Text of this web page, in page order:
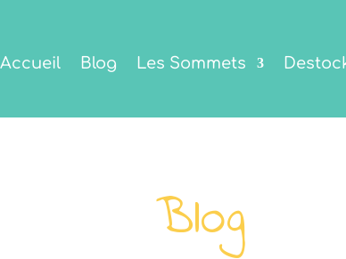
Accueil Blog Les Sommets
Blog